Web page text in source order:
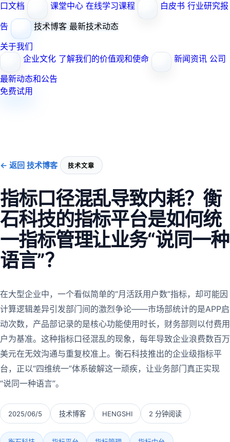
口文档
课堂中心 在线学习课程 白皮书 行业研究报
告
技术博客 最新技术动态
关于我们
企业文化 了解我们的价值观和使命 新闻资讯 公司
最新动态和公告
免费试用
← 返回 技术博客 技术文章
指标口径混乱导致内耗？衡
石科技的指标平台是如何统
一指标管理让业务“说同一种
语言”？
在大型企业中，一个看似简单的“月活跃用户数”指标，却可能因
计算逻辑差异引发部门间的激烈争论——市场部统计的是APP启
动次数，产品部记录的是核心功能使用时长，财务部则以付费用
户为基准。这种指标口径混乱的现象，每年导致企业浪费数百万
美元在无效沟通与重复校准上。衡石科技推出的企业级指标平
台，正以“四维统一”体系破解这一顽疾，让业务部门真正实现
“说同一种语言”。
2025/06/5 技术博客 HENGSHI 2 分钟阅读